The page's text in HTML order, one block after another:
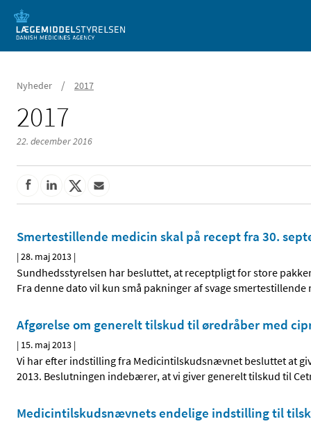
Mobil visning
Nyheder / 2017
2017
22. december 2016
Smertestillende medicin skal på recept fra 30.
|28. maj 2013 |
Sundhedsstyrelsen har besluttet, at receptpligt for store
Fra denne dato vil kun små pakninger af svage
Afgørelse om generelt tilskud til øredråber med
| 15. maj 2013 |
Vi har efter indstilling fra Medicintilskudsnævnet besluttet at
2013. Beslutningen indebærer, at vi giver generelt tilskud til
Medicintilskudsnævnets endelige indstilling til